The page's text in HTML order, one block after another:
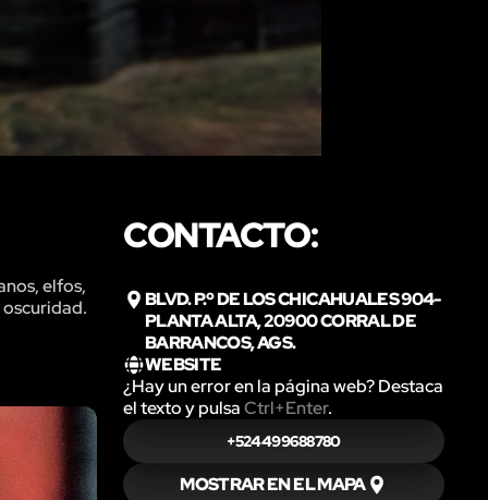
elfos,
CONTACTO:
BLVD. P.º DE LOS CHICAHUALES 904-
PLANTA ALTA, 20900 CORRAL DE
BARRANCOS, AGS.
WEBSITE
¿Hay un error en la página web? Destaca
el texto y pulsaCtrl+Enter.
+524499688780
MOSTRAR EN EL MAPA